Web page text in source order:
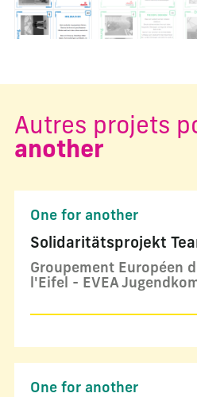
Autres projets
another
One for another
Solidaritätsprojekt
Groupement Européen
l'Eifel - EVEA
One for another